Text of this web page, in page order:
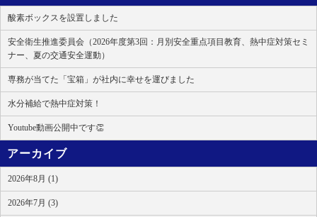
酸素ボックスを設置しました
安全衛生推進委員会（2026年度第3回：月別安全重点項目教育、熱中症対策セミ
ナー、夏の交通安全運動）
専務が当てた「宝箱」が社内に幸せを運びました
水分補給で熱中症対策！
Youtube動画公開中です👏
アーカイブ
2026年8月 (1)
2026年7月 (3)